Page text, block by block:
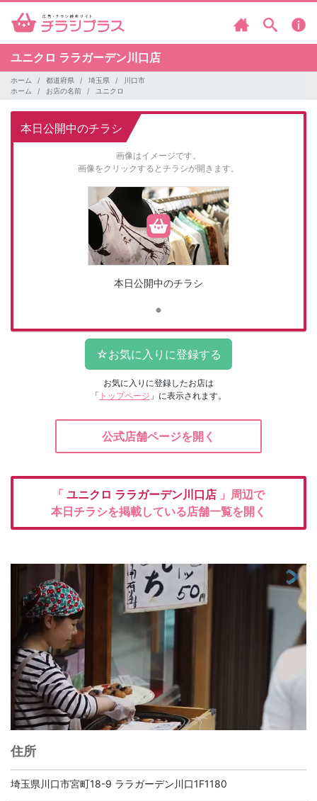
ユニクロ ララガーデン川口店
ホーム 都道府県 埼玉県
川口市
ホーム
お店の名前 ユニクロ
本日公開中のチラシ
画像はイメージです。
画像をクリックするとチラシが開きます。
本日公開中のチラシ
お気に入りに登録したお店は
「 トップページ 」に表示されます。
公式店舗ページを開く
「 ユニクロ ララガーデン川口店 」周辺で
本日チラシを掲載している店舗一覧を開く
住所
埼玉県川口市宮町18-9 ララガーデン川口1F1180